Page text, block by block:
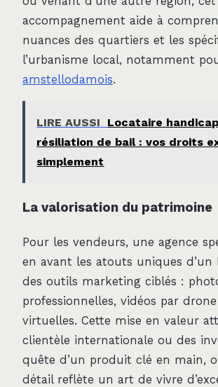
accompagnement aide à
nuances des quartiers et les
l’urbanisme local, notamment
amstellodamois.
LIRE AUSSI
Locataire
résiliation de bail : vos droits
simplement
La valorisation du patrimoine
Pour les vendeurs, une agence
en avant les atouts uniques d’un
des outils marketing ciblés :
professionnelles, vidéos par
virtuelles. Cette mise en valeur
clientèle internationale ou des
quête d’un produit clé en main,
détail reflète un art de vivre